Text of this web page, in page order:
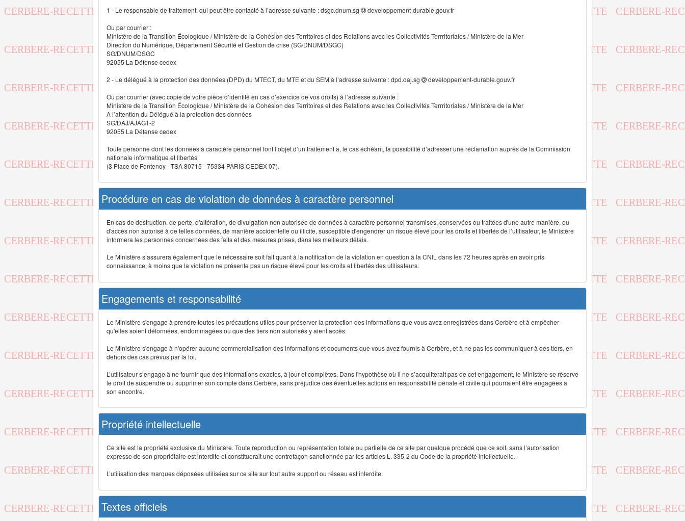
1 - Le responsable de traitement, qui peut être contacté à l’adresse suivante : dsgc.dnum.sg
developpement-durable.gouv.fr
Ou par courrier :
Ministère de la Transition Écologique / Ministère de la Cohésion des Territoires et des Relations avec les Collectivités Terrritoriales / Ministère de la Mer
Direction du Numérique, Département Sécurité et Gestion de crise (SG/DNUM/DSGC)
SG/DNUM/DSGC
92055 La Défense cedex
2 - Le délégué à la protection des données (DPD) du MTECT, du MTE et du SEM à l’adresse suivante : dpd.daj.sg
developpement-durable.gouv.fr
Ou par courrier (avec copie de votre pièce d’identité en cas d’exercice de vos droits) à l’adresse suivante :
Ministère de la Transition Écologique / Ministère de la Cohésion des Territoires et des Relations avec les Collectivités Terrritoriales / Ministère de la Mer
A l’attention du Délégué à la protection des données
SG/DAJ/AJAG1-2
92055 La Défense cedex
Toute personne dont les données à caractère personnel font l’objet d’un traitement a, le cas échéant, la possibilité d’adresser une réclamation auprès de la Commission
nationale informatique et libertés
(3 Place de Fontenoy - TSA 80715 - 75334 PARIS CEDEX 07).
Procédure en cas de violation de données à caractère personnel
En cas de destruction, de perte, d'altération, de divulgation non autorisée de données à caractère personnel transmises, conservées ou traitées d'une autre manière, ou
d'accès non autorisé à de telles données, de manière accidentelle ou illicite, susceptible d'engendrer un risque élevé pour les droits et libertés de l’utilisateur, le Ministère
informera les personnes concernées des faits et des mesures prises, dans les meilleurs délais.
Le Ministère s’assurera également que le nécessaire soit fait quant à la notification de la violation en question à la CNIL dans les 72 heures après en avoir pris
connaissance, à moins que la violation ne présente pas un risque élevé pour les droits et libertés des utilisateurs.
Engagements et responsabilité
Le Ministère s'engage à prendre toutes les précautions utiles pour préserver la protection des informations que vous avez enregistrées dans Cerbère et à empêcher
qu'elles soient déformées, endommagées ou que des tiers non autorisés y aient accès.
Le Ministère s'engage à n'opérer aucune commercialisation des informations et documents que vous avez fournis à Cerbère, et à ne pas les communiquer à des tiers, en
dehors des cas prévus par la loi.
L’utilisateur s’engage à ne fournir que des informations exactes, à jour et complètes. Dans l'hypothèse où il ne s’acquitterait pas de cet engagement, le Ministère se réserve
le droit de suspendre ou supprimer son compte dans Cerbère, sans préjudice des éventuelles actions en responsabilité pénale et civile qui pourraient être engagées à
son encontre.
Propriété intellectuelle
Ce site est la propriété exclusive du Ministère. Toute reproduction ou représentation totale ou partielle de ce site par quelque procédé que ce soit, sans l’autorisation
expresse de son propriétaire est interdite et constituerait une contrefaçon sanctionnée par les articles L. 335-2 du Code de la propriété intellectuelle.
L’utilisation des marques déposées utilisées sur ce site sur tout autre support ou réseau est interdite.
Textes officiels